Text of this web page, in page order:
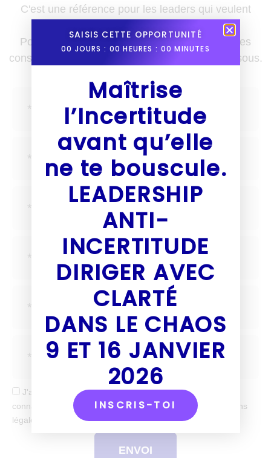
C'est une référence pour les leaders qui veulent
Pour recevoir des nouvelles, des astuces et des
conseils une fois par semaine, inscris-toi ci-dessous.
J'accepte de recevoir tes mails et confirme avoir pris
connaissance de votre politique de confidentialité et mentions
légales.
ENVOI
SAISIS CETTE OPPORTUNITÉ
00 JOURS : 00 HEURES : 00 MINUTES
Maîtrise
l’Incertitude
avant qu’elle
ne te bouscule.
LEADERSHIP
ANTI-
INCERTITUDE
DIRIGER AVEC
CLARTÉ
DANS LE CHAOS
9 ET 16 JANVIER
2026
INSCRIS-TOI